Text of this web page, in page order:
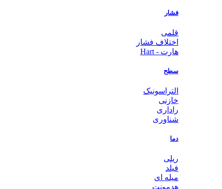
فشار
قلمی
اختلاف فشار
هارت - Hart
سطح
التراسونیک
خازنی
راداری
شناوری
دما
ریلی
فیلد
میله ای
هدمونت